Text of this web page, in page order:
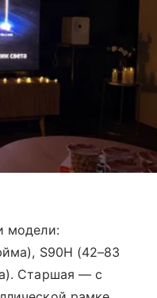
модели:
S90H (42–83
Старшая — с